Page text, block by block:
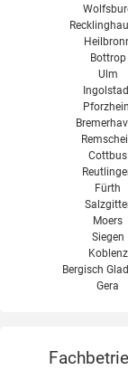
Bottrop
Ulm
Cottbus
Fürth
Moers
Siegen
Koblenz
Bergisch
Gera